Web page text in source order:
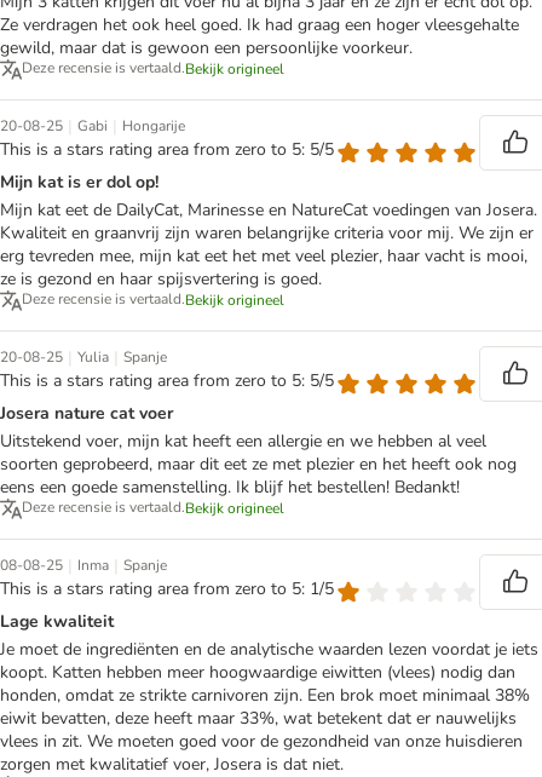
Ze verdragen het ook heel goed. Ik had graag een hoger vleesgehalte
gewild, maar dat is gewoon een persoonlijke voorkeur.
Deze recensie is vertaald.Bekijk origineel
20-08-25 | Gabi | Hongarije
This is a stars rating area from zero to 5: 5/5
Mijn kat is er dol op!
Mijn kat eet de DailyCat, Marinesse en NatureCat voedingen van Josera.
Kwaliteit en graanvrij zijn waren belangrijke criteria voor mij. We zijn er
erg tevreden mee, mijn kat eet het met veel plezier, haar vacht is mooi,
ze is gezond en haar spijsvertering is goed.
Deze recensie is vertaald.Bekijk origineel
20-08-25 | Yulia | Spanje
This is a stars rating area from zero to 5: 5/5
Josera nature cat voer
Uitstekend voer, mijn kat heeft een allergie en we hebben al veel
soorten geprobeerd, maar dit eet ze met plezier en het heeft ook nog
eens een goede samenstelling. Ik blijf het bestellen! Bedankt!
Deze recensie is vertaald.Bekijk origineel
08-08-25 | Inma | Spanje
This is a stars rating area from zero to 5: 1/5
Lage kwaliteit
Je moet de ingrediënten en de analytische waarden lezen voordat je iets
koopt. Katten hebben meer hoogwaardige eiwitten (vlees) nodig dan
honden, omdat ze strikte carnivoren zijn. Een brok moet minimaal 38%
eiwit bevatten, deze heeft maar 33%, wat betekent dat er nauwelijks
vlees in zit. We moeten goed voor de gezondheid van onze huisdieren
zorgen met kwalitatief voer, Josera is dat niet.